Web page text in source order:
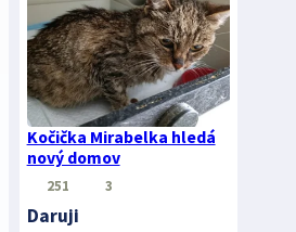
Kočička Mirabelka hledá
nový domov
251 3
Daruji